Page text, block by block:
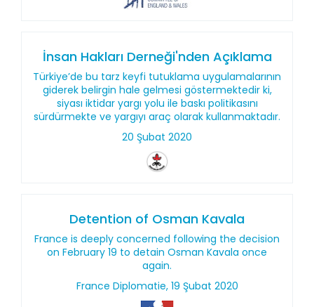
İnsan Hakları Derneği'nden Açıklama
Türkiye’de bu tarz keyfi tutuklama uygulamalarının
giderek belirgin hale gelmesi göstermektedir ki,
siyası iktidar yargı yolu ile baskı politikasını
sürdürmekte ve yargıyı araç olarak kullanmaktadır.
20 Şubat 2020
Detention of Osman Kavala
France is deeply concerned following the decision
on February 19 to detain Osman Kavala once
again.
France Diplomatie, 19 Şubat 2020